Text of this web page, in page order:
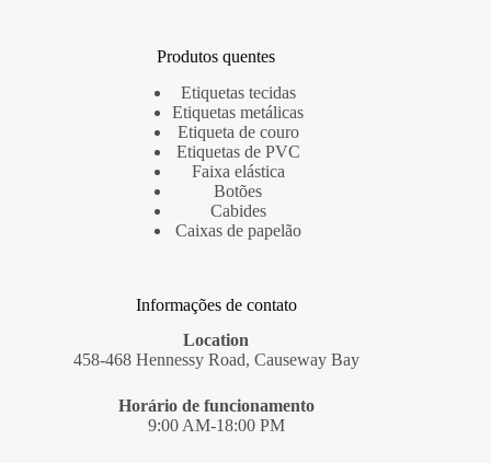
Produtos quentes
Etiquetas tecidas
Etiquetas metálicas
Etiqueta de couro
Etiquetas de PVC
Faixa elástica
Botões
Cabides
Caixas de papelão
Informações de contato
Location
458-468 Hennessy Road, Causeway Bay
Horário de funcionamento
9:00 AM-18:00 PM